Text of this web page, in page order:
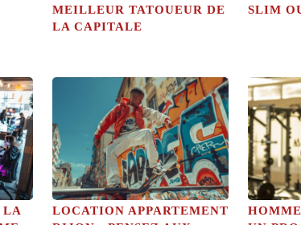
MEILLEUR TATOUEUR DE
LA CAPITALE
SLIM
LA
LOCATION APPARTEMENT